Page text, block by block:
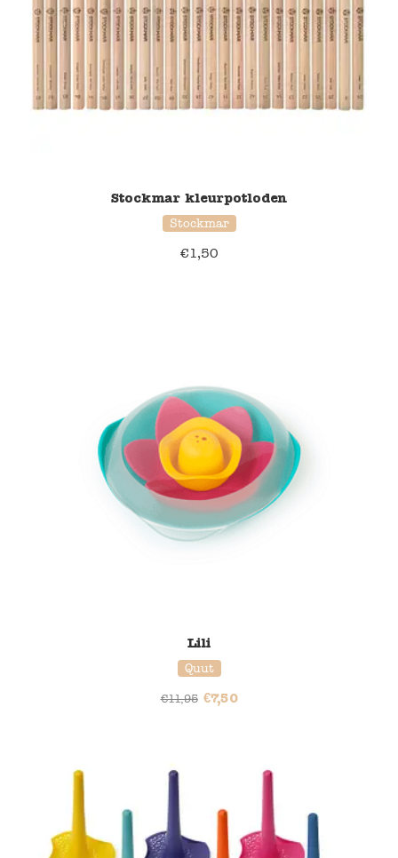
Stockmar kleurpotloden
Stockmar
€1,50
Lili
Quut
€11,95 €7,50